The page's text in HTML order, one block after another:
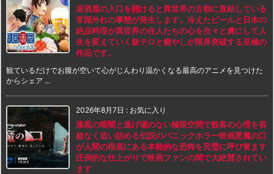
居酒屋の入口を開けると異世界の古都に直結している
常識外れの事態が発生します。冷えたビールと日本の
絶品料理が異世界の住人たちの心を次々と虜にして人
生を変えていく飯テロと癒やしが限界突破する至極の
作品です。
観ているだけでお腹が空いて心がじんわり温かくなる最高のアニメを見つけた
からシェア ...
2026年8月7日 : お気に入り
漆黒の暗闇と逃げ場のない極限空間で観客の心理を容
赦なく追い詰める伝説のパニックホラー映画悪魔の口
が人間の根底にある本能的な恐怖を完璧に呼び覚ます
圧倒的な仕上がりで映画ファンの間で大絶賛されてい
ます